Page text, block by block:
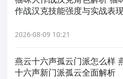
作战汉克技能强度与实战表
2026-08-09 10:21
燕云十六声孤云门派怎么样
十六声新门派孤云全面解析